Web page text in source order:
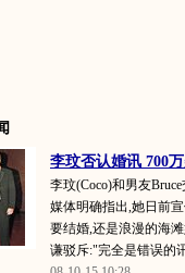
李玟否认婚讯 700
李玟(Coco)和男友
媒体明确指出,她日前
要结婚,还是浪漫的海
谦驳斥:"完全是错误的